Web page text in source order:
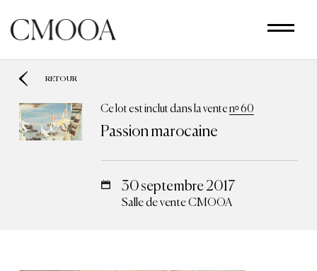
contenu
principal
RETOUR
Ce lot est inclut dans la ventenᵒ 60
Passion marocaine
30 septembre 2017
Salle de vente CMOOA